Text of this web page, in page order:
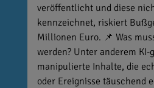
veröffentlicht und diese
kennzeichnet, riskiert
Millionen Euro. 📌 Was
werden? Unter anderem KI-
manipulierte Inhalte, die
oder Ereignisse täuschend